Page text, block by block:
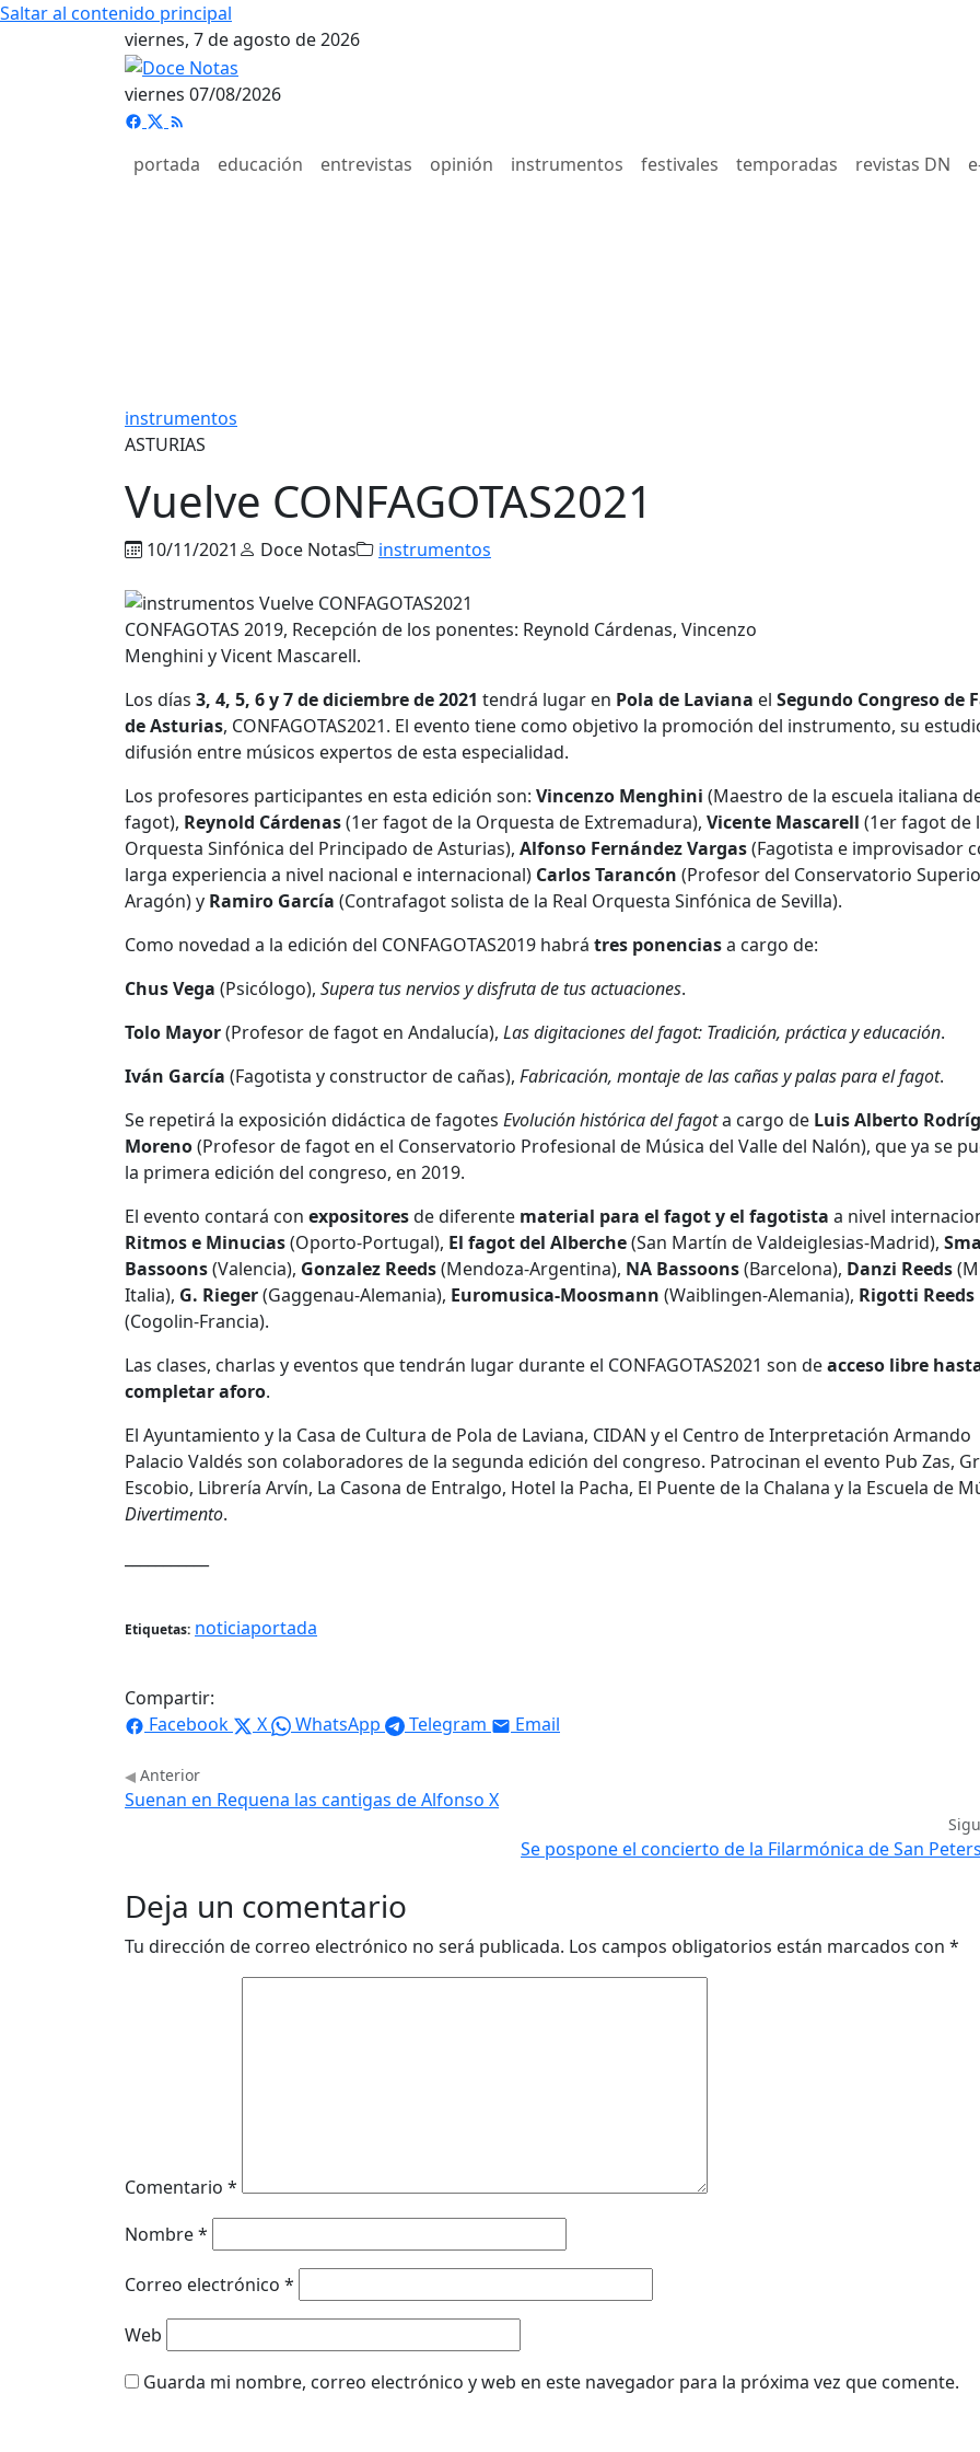
Saltar al contenido principal
viernes, 7 de agosto de 2026
viernes 07/08/2026
portada educación entrevistas opinión instrumentos festivales temporadas revistas DN
instrumentos
ASTURIAS
Vuelve CONFAGOTAS2021
10/11/2021 Doce Notas instrumentos
CONFAGOTAS 2019, Recepción de los ponentes: Reynold Cárdenas, Vincenzo
Menghini y Vicent Mascarell.
Los días 3, 4, 5, 6 y 7 de diciembre de 2021 tendrá lugar en Pola de Laviana el Segundo Congreso de
de Asturias, CONFAGOTAS2021. El evento tiene como objetivo la promoción del instrumento, su
difusión entre músicos expertos de esta especialidad.
Los profesores participantes en esta edición son: Vincenzo Menghini (Maestro de la escuela italiana
fagot), Reynold Cárdenas(1er fagot de la Orquesta de Extremadura), Vicente Mascarell (1er fagot de
Orquesta Sinfónica del Principado de Asturias), Alfonso Fernández Vargas(Fagotista e improvisador
larga experiencia a nivel nacional e internacional) Carlos Tarancón (Profesor del Conservatorio
Aragón) y Ramiro García (Contrafagot solista de la Real Orquesta Sinfónica de Sevilla).
Como novedad a la edición del CONFAGOTAS2019 habrá tres ponenciasa cargo de:
Chus Vega (Psicólogo), Supera tus nervios y disfruta de tus actuaciones.
Tolo Mayor(Profesor de fagot en Andalucía), Las digitaciones del fagot: Tradición, práctica y educación.
Iván García (Fagotista y constructor de cañas), Fabricación, montaje de las cañas y palas para el fagot.
Se repetirá la exposición didáctica de fagotes Evolución histórica del fagota cargo de Luis Alberto
Moreno(Profesor de fagot en el Conservatorio Profesional de Música del Valle del Nalón), que ya se
la primera edición del congreso, en 2019.
El evento contará con expositoresde diferente material para el fagot y el fagotista a nivel
Ritmos e Minucias(Oporto-Portugal), El fagot del Alberche(San Martín de Valdeiglesias-Madrid),
Bassoons(Valencia), Gonzalez Reeds(Mendoza-Argentina), NA Bassoons(Barcelona), Danzi Reeds
Italia), G. Rieger(Gaggenau-Alemania), Euromusica-Moosmann (Waiblingen-Alemania), Rigotti Reeds
(Cogolin-Francia).
Las clases, charlas y eventos que tendrán lugar durante el CONFAGOTAS2021 son deacceso libre
completar aforo.
El Ayuntamiento y la Casa de Cultura de Pola de Laviana, CIDAN y el Centro de Interpretación Armando
Palacio Valdés son colaboradores de la segunda edición del congreso. Patrocinan el evento Pub Zas,
Escobio, Librería Arvín, La Casona de Entralgo, Hotel la Pacha, El Puente de la Chalana y la Escuela de
Divertimento.
Etiquetas: noticiaportada
Compartir:
Facebook
X WhatsApp Telegram Email
Anterior
Suenan en Requena las cantigas de Alfonso X
Se pospone el concierto de la Filarmónica de San
Deja un comentario
Tu dirección de correo electrónico no será publicada. Los campos obligatorios están marcados con *
Comentario *
Nombre*
Correo electrónico *
Web
Guarda mi nombre, correo electrónico y web en este navegador para la próxima vez que comente.